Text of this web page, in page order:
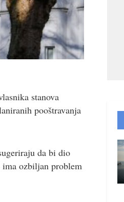
stanova
pooštravanja
da bi dio
ima ozbiljan problem